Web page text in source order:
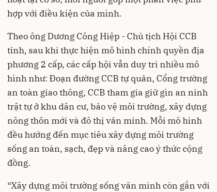
hợp với điều kiện của mình.
Theo ông Dương Công Hiệp - Chủ tịch Hội CCB
tỉnh, sau khi thực hiện mô hình chính quyền địa
phương 2 cấp, các cấp hội vẫn duy trì nhiều mô
hình như: Đoạn đường CCB tự quản, Cổng trường
an toàn giao thông, CCB tham gia giữ gìn an ninh
trật tự ở khu dân cư, bảo vệ môi trường, xây dựng
nông thôn mới và đô thị văn minh. Mỗi mô hình
đều hướng đến mục tiêu xây dựng môi trường
sống an toàn, sạch, đẹp và nâng cao ý thức cộng
đồng.
“Xây dựng môi trường sống văn minh còn gắn với